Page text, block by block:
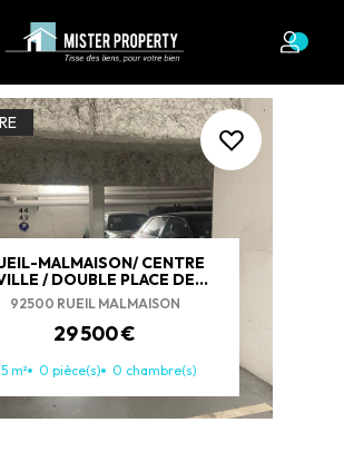
1 biens à vendre
MALMAISON/ CENTRE
/ DOUBLE PLACE DE
PARKING BOXABLE
92500 RUEIL MALMAISON
29 500 €
m² 0 pièce(s) 0 chambre(s)